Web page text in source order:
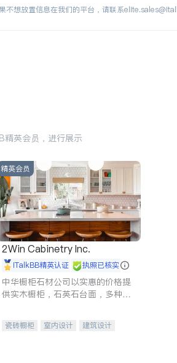
不想放置信息在我们的平台，请联系
英会员，进行展示
精英会员
2Win Cabinetry Inc.
iTalkBB精英认证 执照已核实
中华橱柜石材公司以实惠的价格提
供实木橱柜，石英石台面，多种优
机。品质厨房，家的选择。
瓷砖橱柜 室内设计
建筑设计